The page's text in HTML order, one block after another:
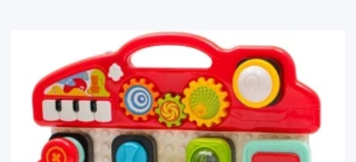
Blog
Wyprawka